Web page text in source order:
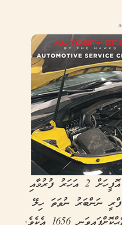
ޗިލްޑްރަންސް އޮމްބަޑްސްޕަރސަންގެ އޮފީހަށް 2 އަހަރު ފުރުމާއި
ނަންބަރު ނުވަތަ ހިލޭ